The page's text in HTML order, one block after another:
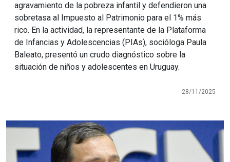
agravamiento de la pobreza infantil y defendieron una
sobretasa al Impuesto al Patrimonio para el 1% más
rico. En la actividad, la representante de la Plataforma
de Infancias y Adolescencias (PIAs), socióloga Paula
Baleato, presentó un crudo diagnóstico sobre la
situación de niños y adolescentes en Uruguay.
28/11/2025
Imagen